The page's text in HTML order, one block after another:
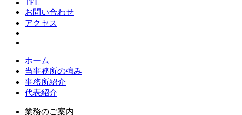
TEL
お問い合わせ
アクセス
ホーム
当事務所の強み
事務所紹介
代表紹介
業務のご案内